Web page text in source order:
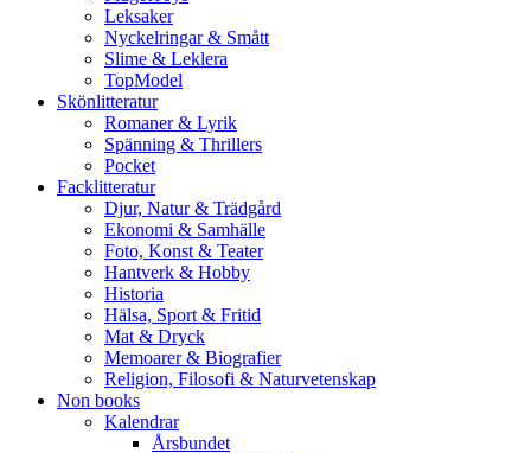
Leksaker
Nyckelringar & Smått
Slime & Leklera
TopModel
Skönlitteratur
Romaner & Lyrik
Spänning & Thrillers
Pocket
Facklitteratur
Djur, Natur & Trädgård
Ekonomi & Samhälle
Foto, Konst & Teater
Hantverk & Hobby
Historia
Hälsa, Sport & Fritid
Mat & Dryck
Memoarer & Biografier
Religion, Filosofi & Naturvetenskap
Non books
Kalendrar
Årsbundet